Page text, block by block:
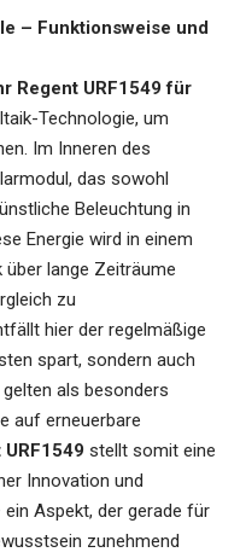
– Funktionsweise und
Regent URF1549 für
Technologie, um
Im Inneren des
das sowohl
Beleuchtung in
Energie wird in einem
über lange Zeiträume
zu
hier der regelmäßige
spart, sondern auch
als besonders
auf erneuerbare
URF1549 stellt somit eine
Innovation und
Aspekt, der gerade für
zunehmend